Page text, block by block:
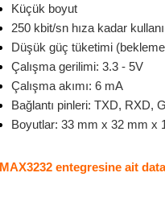
Küçük boyut
250 kbit/sn hıza kadar
Düşük güç tüketimi
Çalışma gerilimi: 3.3 - 5V
Çalışma akımı: 6 mA
Bağlantı pinleri: TXD, RXD,
Boyutlar: 33 mm x 32 mm x
MAX3232 entegresine ait